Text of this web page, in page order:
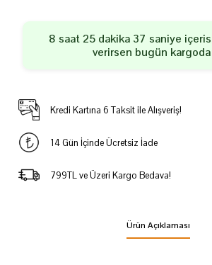
8 saat 25 dakika 36 saniye
verirsen bugün
Kredi Kartına 6 Taksit ile Alışveriş!
14 Gün İçinde Ücretsiz İade
799TL ve Üzeri Kargo Bedava!
Ürün Açıklaması